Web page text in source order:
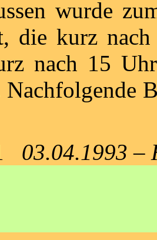
wurde
die kurz
nach 15
Nachfolgende
03.04.1993 –